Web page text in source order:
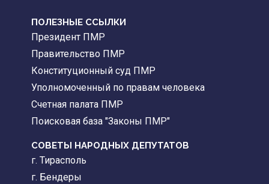
ПОЛЕЗНЫЕ ССЫЛКИ
Президент ПМР
Правительство ПМР
Конституционный суд ПМР
Уполномоченный по правам человека
Счетная палата ПМР
Поисковая база "Законы ПМР"
СОВЕТЫ НАРОДНЫХ ДЕПУТАТОВ
г. Тирасполь
г. Бендеры